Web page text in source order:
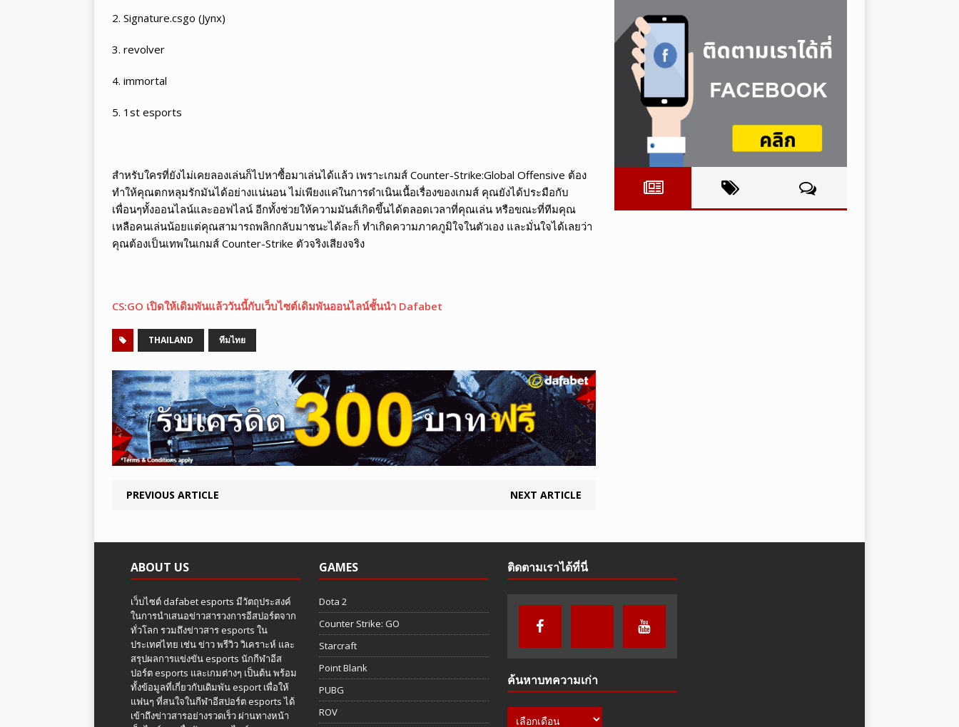
2. Signature.csgo (Jynx)
3. revolver
4. immortal
5. 1st esports
สำหรับใครที่ยังไม่เคยลองเล่นก็ไปหาซื้อมาเล่นได้แล้ว เพราะเกมส์ Counter-Strike:Global Offensive ต้อง
ทำให้คุณตกหลุมรักมันได้อย่างแน่นอน ไม่เพียงแค่ในการดำเนินเนื้อเรื่องของเกมส์ คุณยังได้ประมือกับ
เพื่อนๆทั้งออนไลน์และออฟไลน์ อีกทั้งช่วยให้ความมันส์เกิดขึ้นได้ตลอดเวลาที่คุณเล่น หรือขณะที่ทีมคุณ
เหลือคนเล่นน้อยแต่คุณสามารถพลิกกลับมาชนะได้ละก็ ทำเกิดความภาคภูมิใจในตัวเอง และมั่นใจได้เลยว่า
คุณต้องเป็นเทพในเกมส์ Counter-Strike ตัวจริงเสียงจริง
CS:GO เปิดให้เดิมพันแล้ววันนี้กับเว็บไซต์เดิมพันออนไลน์ชั้นนำ Dafabet
THAILAND ทีมไทย
PREVIOUS ARTICLE NEXT ARTICLE
ABOUT US
เว็บไซต์ dafabet esports มีวัตถุประสงค์
ในการนำเสนอข่าวสารวงการอีสปอร์ตจาก
ทั่วโลก รวมถึงข่าวสาร esports ใน
ประเทศไทย เช่น ข่าว พรีวิว วิเคราะห์ และ
สรุปผลการแข่งขัน esports นักกีฬาอีส
ปอร์ต esports และเกมต่างๆ เป็นต้น พร้อม
ทั้งข้อมูลที่เกี่ยวกับเดิมพัน esport เพื่อให้
แฟนๆ ที่สนใจในกีฬาอีสปอร์ต esports ได้
เข้าถึงข่าวสารอย่างรวดเร็ว ผ่านทางหน้า
GAMES
Dota 2
Counter Strike: GO
Starcraft
Point Blank
PUBG
ROV
ติดตามเราได้ที่นี่
ค้นหาบทความเก่า